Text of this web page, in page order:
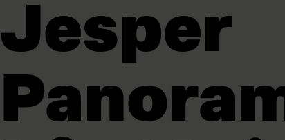
Jesper